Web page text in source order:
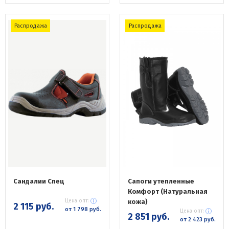
Распродажа
Сандалии Спец
2 115 руб. Цена опт:
от 1 798 руб.
Распродажа
Сапоги утепленные
Комфорт (Натуральная
кожа)
2 851 руб. Цена опт:
от 2 423 руб.